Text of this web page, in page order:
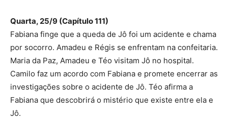
Quarta, 25/9 (Capítulo 111)
Fabiana finge que a queda de Jô foi um acidente e chama
por socorro. Amadeu e Régis se enfrentam na confeitaria.
Maria da Paz, Amadeu e Téo visitam Jô no hospital.
Camilo faz um acordo com Fabiana e promete encerrar as
investigações sobre o acidente de Jô. Téo afirma a
Fabiana que descobrirá o mistério que existe entre ela e
Jô.